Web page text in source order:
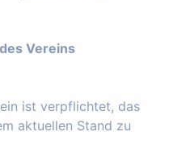
Vereins
ist verpflichtet, das
aktuellen Stand zu